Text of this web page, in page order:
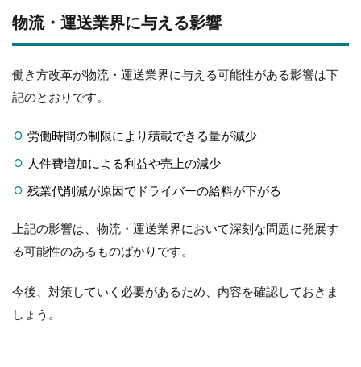
物流・運送業界に与える影響
働き方改革が物流・運送業界に与える可能性がある影響は下
記のとおりです。
労働時間の制限により積載できる量が減少
人件費増加による利益や売上の減少
残業代削減が原因でドライバーの給料が下がる
上記の影響は、物流・運送業界において深刻な問題に発展す
る可能性のあるものばかりです。
今後、対策していく必要があるため、内容を確認しておきま
しょう。